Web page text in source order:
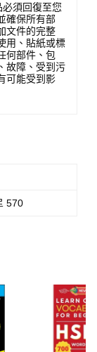
須回復至您
確保所有部
文件的完整
用、貼紙或標
何部件、包
故障、受到污
可能受到影
570